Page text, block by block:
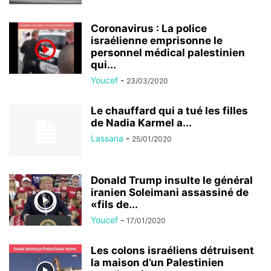
Coronavirus : La police
israélienne emprisonne le
personnel médical palestinien
qui...
Youcef - 23/03/2020
Le chauffard qui a tué les filles
de Nadia Karmel a...
Lassana - 25/01/2020
Donald Trump insulte le général
iranien Soleimani assassiné de
«fils de...
Youcef - 17/01/2020
Les colons israéliens détruisent
la maison d’un Palestinien